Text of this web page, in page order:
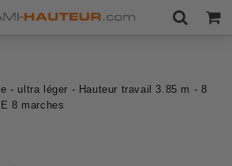
- ultra léger - Hauteur travail 3.85 m - 8
8 marches